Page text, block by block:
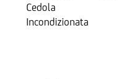
Cedola
Incondizionata